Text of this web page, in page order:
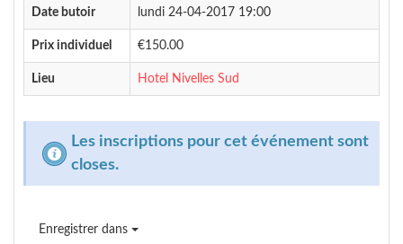
Date butoir lundi 24-04-2017 19:00
Prix individuel €150.00
Lieu Hotel Nivelles Sud
Les inscriptions pour cet événement sont
closes.
Enregistrer dans